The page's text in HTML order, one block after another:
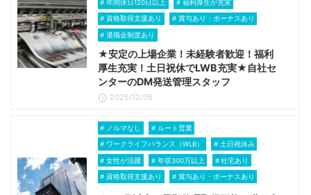
年間休日120日以上 福利厚生が充実
資格取得支援あり 賞与あり・ボーナスあり
退職金制度あり
★安定の上場企業！未経験者歓迎！福利
厚生充実！土日祝休でLWB充実★自社セ
ンターのDM発送管理スタッフ
2025/12/05
ノルマなし ルート営業
ワークライフバランス（WLB） 土日祝休み
女性が活躍 年収300万以上 社宅あり
資格取得支援あり 賞与あり・ボーナスあり